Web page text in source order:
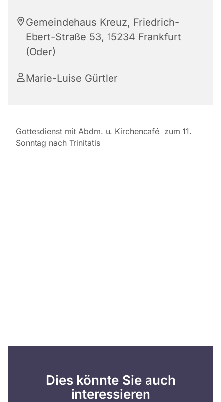
Gemeindehaus Kreuz, Friedrich-
Ebert-Straße 53, 15234 Frankfurt
(Oder)
Marie-Luise Gürtler
Gottesdienst mit Abdm. u. Kirchencafé zum 11.
Sonntag nach Trinitatis
Dies könnte Sie auch
interessieren